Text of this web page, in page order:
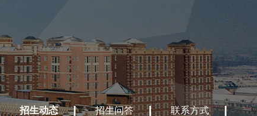
招生动态 招生问答
联系方式